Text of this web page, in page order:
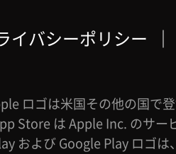
イバシーポリシー ｜
ロゴは米国その他の国で
Store は Apple Inc. のサー
および Google Play ロゴは